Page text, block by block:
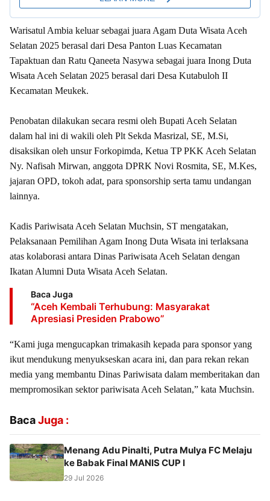
Warisatul Ambia keluar sebagai juara Agam Duta Wisata Aceh
Selatan 2025 berasal dari Desa Panton Luas Kecamatan
Tapaktuan dan Ratu Qaneeta Nasywa sebagai juara Inong Duta
Wisata Aceh Selatan 2025 berasal dari Desa Kutabuloh II
Kecamatan Meukek.
‎Penobatan dilakukan secara resmi oleh Bupati Aceh Selatan
dalam hal ini di wakili oleh Plt Sekda Masrizal, SE, M.Si,
disaksikan oleh unsur Forkopimda, Ketua TP PKK Aceh Selatan
Ny. Nafisah Mirwan, anggota DPRK Novi Rosmita, SE, M.Kes,
jajaran OPD, tokoh adat, para sponsorship serta tamu undangan
lainnya.
Kadis Pariwisata Aceh Selatan Muchsin, ST mengatakan,
Pelaksanaan Pemilihan Agam Inong Duta Wisata ini terlaksana
atas kolaborasi antara Dinas Pariwisata Aceh Selatan dengan
Ikatan Alumni Duta Wisata Aceh Selatan.
Baca Juga
“Aceh Kembali Terhubung: Masyarakat
Apresiasi Presiden Prabowo”
“Kami juga mengucapkan trimakasih kepada para sponsor yang
ikut mendukung menyukseskan acara ini, dan para rekan rekan
media yang membantu Dinas Pariwisata dalam memberitakan dan
mempromosikan sektor pariwisata Aceh Selatan,” kata Muchsin.
BacaJuga :
Menang Adu Pinalti, Putra Mulya FC Melaju
ke Babak Final MANIS CUP I
29 Jul 2026